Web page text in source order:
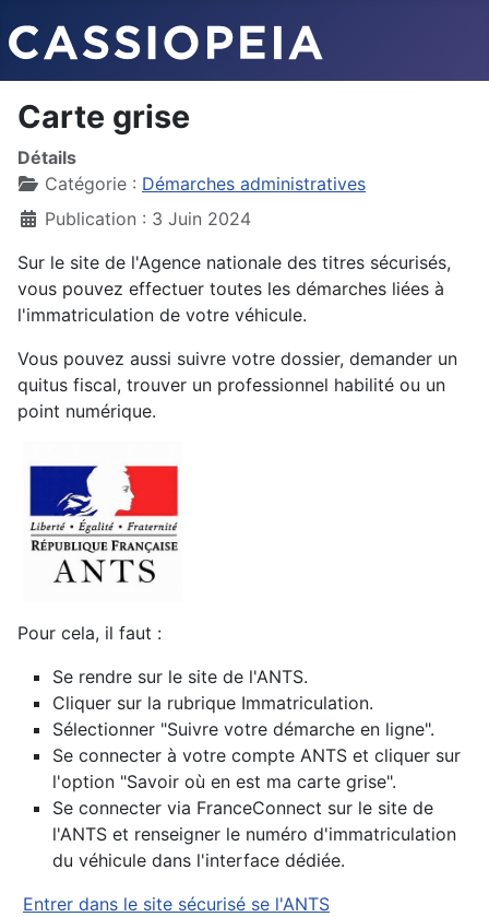
Carte grise
Détails
Catégorie : Démarches administratives
Publication : 3 Juin 2024
Sur le site de l'Agence nationale des titres sécurisés,
vous pouvez effectuer toutes les démarches liées à
l'immatriculation de votre véhicule.
Vous pouvez aussi suivre votre dossier, demander un
quitus fiscal, trouver un professionnel habilité ou un
point numérique.
Pour cela, il faut :
Se rendre sur le site de l'ANTS.
Cliquer sur la rubrique Immatriculation.
Sélectionner "Suivre votre démarche en ligne".
Se connecter à votre compte ANTS et cliquer sur
l'option "Savoir où en est ma carte grise".
Se connecter via FranceConnect sur le site de
l'ANTS et renseigner le numéro d'immatriculation
du véhicule dans l'interface dédiée.
Entrer dans le site sécurisé se l'ANTS